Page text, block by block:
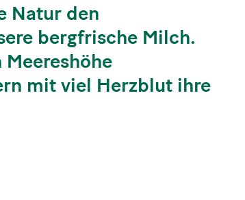
Natur den
bergfrische Milch.
mit viel Herzblut ihre